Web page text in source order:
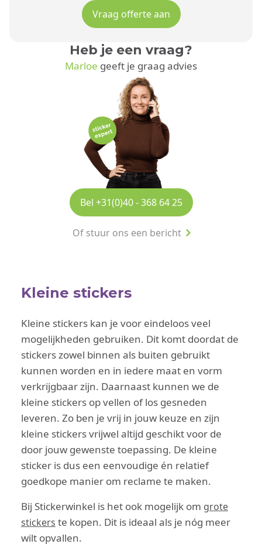
Vraag offerte aan
Heb je een vraag?
Marloe geeft je graag advies
Bel +31(0)40 - 368 64 25
Of stuur ons een bericht
Kleine stickers
Kleine stickers kan je voor eindeloos veel
mogelijkheden gebruiken. Dit komt doordat de
stickers zowel binnen als buiten gebruikt
kunnen worden en in iedere maat en vorm
verkrijgbaar zijn. Daarnaast kunnen we de
kleine stickers op vellen of los gesneden
leveren. Zo ben je vrij in jouw keuze en zijn
kleine stickers vrijwel altijd geschikt voor de
door jouw gewenste toepassing. De kleine
sticker is dus een eenvoudige én relatief
goedkope manier om reclame te maken.
Bij Stickerwinkel is het ook mogelijk om grote
stickers te kopen. Dit is ideaal als je nóg meer
wilt opvallen.